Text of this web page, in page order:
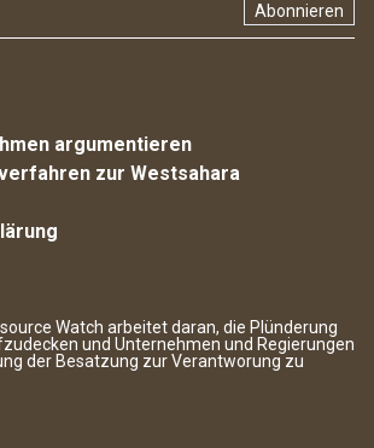
Abonnieren
argumentieren
zur Westsahara
Watch arbeitet daran, die Plünderung
und Unternehmen und Regierungen
der Besatzung zur Verantworung zu